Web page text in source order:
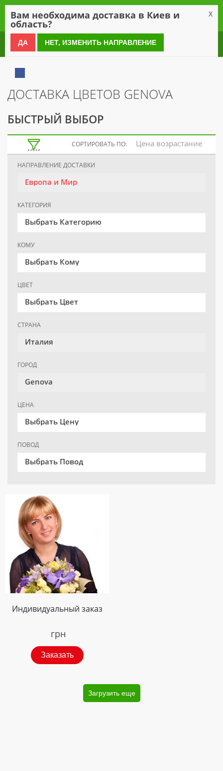
0 800 21 54 55
ДОСТАВКА ЦВЕТОВ GENOVA
БЫСТРЫЙ ВЫБОР
СОРТИРОВАТЬ ПО: Цена возрастание
НАПРАВЛЕНИЕ ДОСТАВКИ
Европа и Мир
КАТЕГОРИЯ
Выбрать Категорию
КОМУ
Выбрать Кому
ЦВЕТ
Выбрать Цвет
СТРАНА
Италия
ГОРОД
Genova
ЦЕНА
Выбрать Цену
ПОВОД
Выбрать Повод
Индивидуальный заказ
грн
Заказать
Загрузить еще
Вам необходима доставка в Киев и
область?
X
ДА НЕТ, ИЗМЕНИТЬ НАПРАВЛЕНИЕ